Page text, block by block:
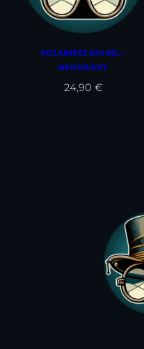
SOLARFIZZ 100 ML –
NEOSWEET
24,90 €